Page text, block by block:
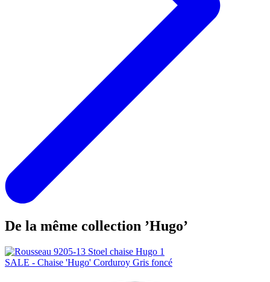
De la même collection ’Hugo’
SALE - Chaise 'Hugo' Corduroy Gris foncé